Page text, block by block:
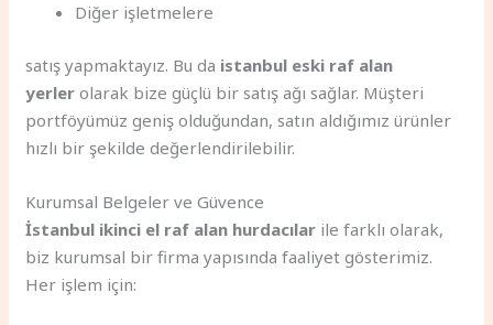
Diğer işletmelere
satış yapmaktayız. Bu da istanbul eski raf alan
yerler olarak bize güçlü bir satış ağı sağlar. Müşteri
portföyümüz geniş olduğundan, satın aldığımız ürünler
hızlı bir şekilde değerlendirilebilir.
Kurumsal Belgeler ve Güvence
İstanbul ikinci el raf alan hurdacılar ile farklı olarak,
biz kurumsal bir firma yapısında faaliyet gösterimiz.
Her işlem için: